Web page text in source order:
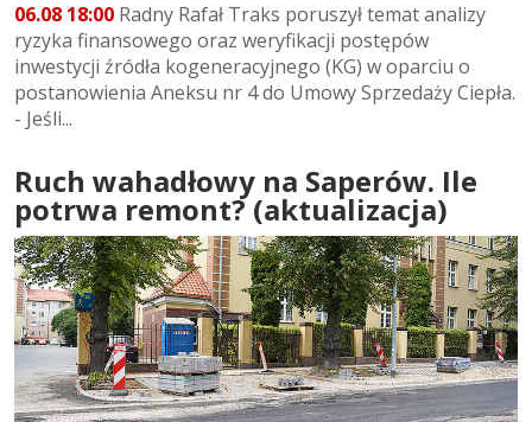
06.08 18:00 Radny Rafał Traks poruszył temat analizy
ryzyka finansowego oraz weryfikacji postępów
inwestycji źródła kogeneracyjnego (KG) w oparciu o
postanowienia Aneksu nr 4 do Umowy Sprzedaży Ciepła.
- Jeśli...
Ruch wahadłowy na Saperów. Ile
potrwa remont? (aktualizacja)